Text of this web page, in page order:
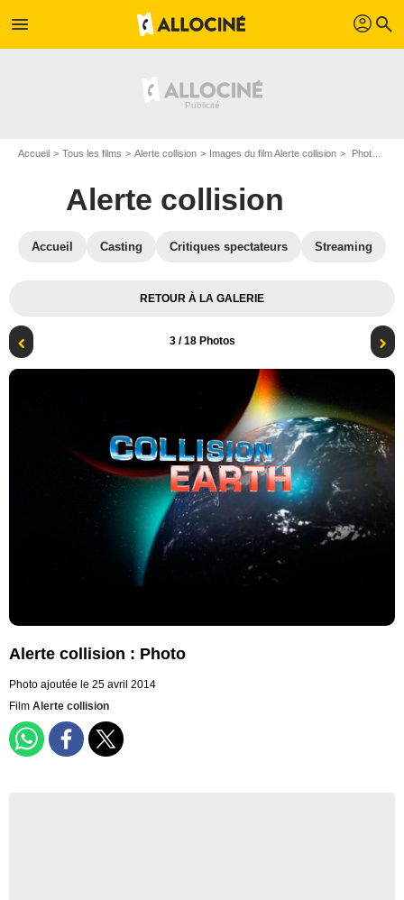
menu profil search
Accueil Tous les films Alerte collision Images du film Alerte collision Photo du film Alerte collision - Photo 3
Alerte collision
Accueil Casting Critiques spectateurs Streaming
RETOUR À LA GALERIE
3/ 18 Photos
Alerte collision : Photo
Photo ajoutée le 25 avril 2014
Film Alerte collision